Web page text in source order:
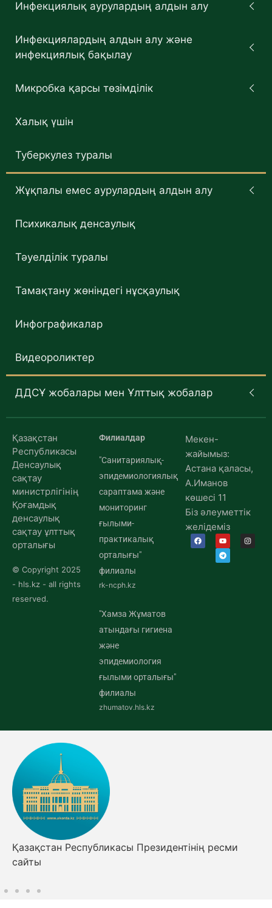
Инфекциялық аурулардың алдын алу
Инфекциялардың алдын алу және
инфекциялық бақылау
Микробка қарсы төзімділік
Халық үшін
Туберкулез туралы
Жұқпалы емес аурулардың алдын алу
Психикалық денсаулық
Тәуелділік туралы
Тамақтану жөніндегі нұсқаулық
Инфографикалар
Видеороликтер
ДДСҰ жобалары мен Ұлттық жобалар
Қазақстан
Республикасы
Денсаулық
сақтау
министрлігінің
Қоғамдық
денсаулық
сақтау ұлттық
орталығы
© Copyright 2025
- hls.kz - all rights
reserved.
Филиалдар
"Санитариялық-
эпидемиологиялық
сараптама және
мониторинг
ғылыми-
практикалық
орталығы"
филиалы
rk-ncph.kz
"Хамза Жұматов
атындағы гигиена
және
эпидемиология
ғылыми орталығы"
филиалы
zhumatov.hls.kz
Мекен-
жайымыз:
Астана қаласы,
А.Иманов
көшесі 11
Біз әлеуметтік
желідеміз
Қазақстан Республикасы Президентінің ресми
сайты